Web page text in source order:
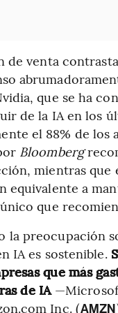
de venta
que se ha
de la IA en los
el 88% de los
Bloomberg
mientras que
equivalente a
que
la preocupación
IA es sostenible.
que más
de IA
Inc. (AMZN